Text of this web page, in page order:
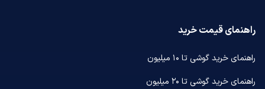
راهنمای قیمت خرید
راهنمای خرید گوشی تا ۱۰ میلیون
راهنمای خرید گوشی تا ۲۰ میلیون